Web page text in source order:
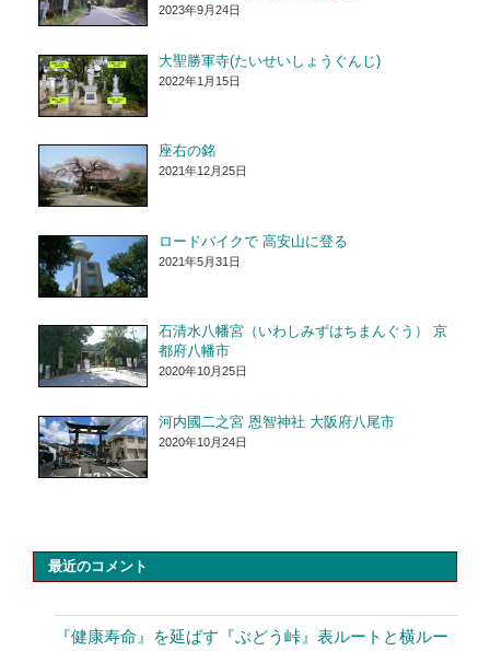
2023年9月24日
大聖勝軍寺(たいせいしょうぐんじ)
2022年1月15日
座右の銘
2021年12月25日
ロードバイクで 高安山に登る
2021年5月31日
石清水八幡宮（いわしみずはちまんぐう） 京
都府八幡市
2020年10月25日
河内國二之宮 恩智神社 大阪府八尾市
2020年10月24日
最近のコメント
『健康寿命』を延ばす『ぶどう峠』表ルートと横ルー